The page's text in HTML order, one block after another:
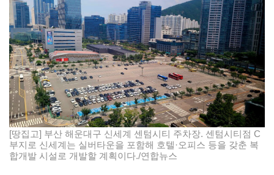
[땅집고] 부산 해운대구 신세계 센텀시티 주차장. 센텀시티점 C
부지로 신세계는 실버타운을 포함해 호텔·오피스 등을 갖춘 복
합개발 시설로 개발할 계획이다./연합뉴스